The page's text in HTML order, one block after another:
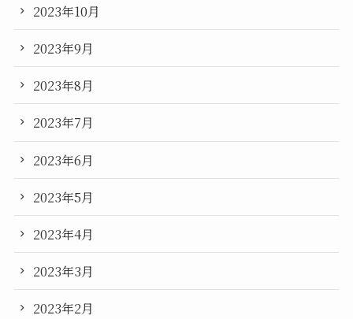
2023年10月
2023年9月
2023年8月
2023年7月
2023年6月
2023年5月
2023年4月
2023年3月
2023年2月